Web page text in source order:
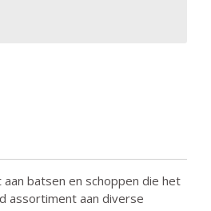
batsen en schoppen die het
assortiment aan diverse